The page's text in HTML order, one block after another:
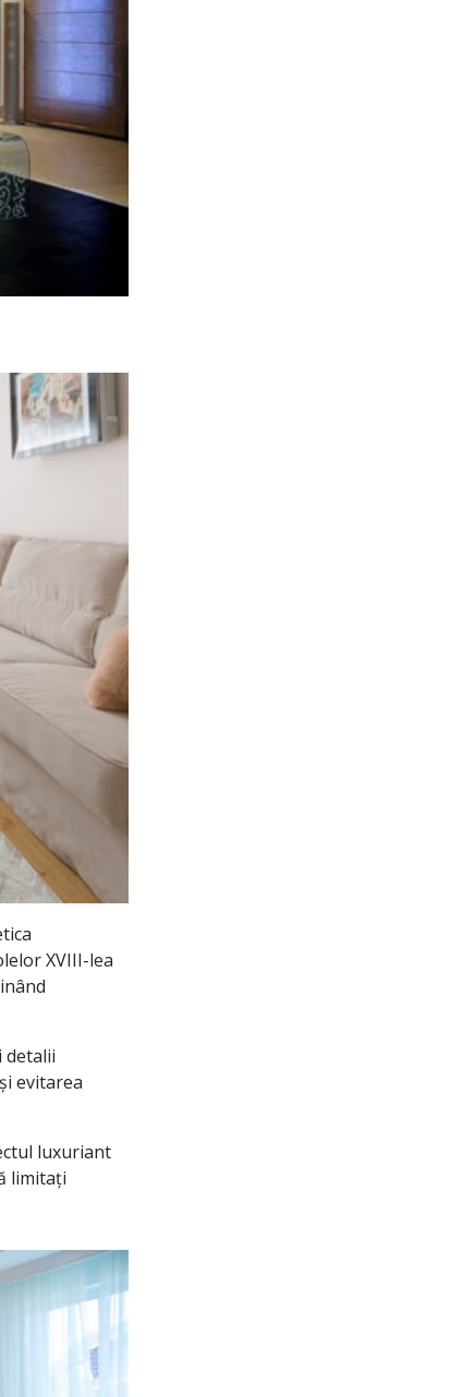
XVIII-lea
detalii
evitarea
luxuriant
limitați